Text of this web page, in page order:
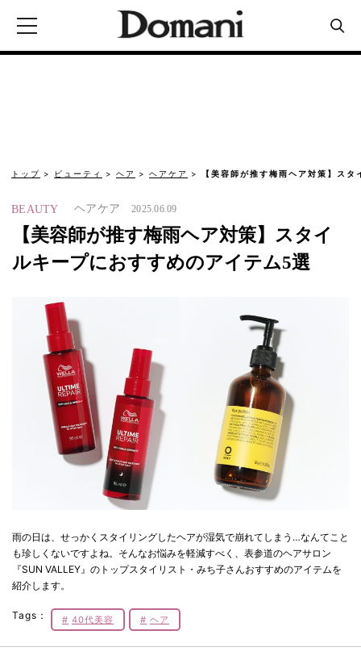
トップ ビューティ ヘア ヘアケア 【美容師が推す梅雨ヘア対策】ス
BEAUTY ヘアケア 2025.06.09
【美容師が推す梅雨ヘア対策】スタイ
ルキープにおすすめのアイテム5選
雨の日は、せっかくスタイリングしたヘアが湿気で崩れてしまう…なんてこと
も珍しくないですよね。そんなお悩みを軽減すべく、表参道のヘアサロン
『SUN VALLEY』のトップスタイリスト・みち子さんおすすめのアイテムを
紹介します。
Tags： 40代美容 ヘア